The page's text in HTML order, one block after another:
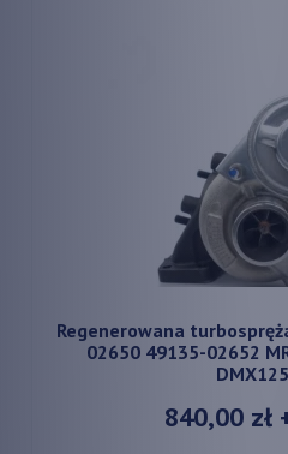
Regenerowana
02650 49135-02652
840,00 zł